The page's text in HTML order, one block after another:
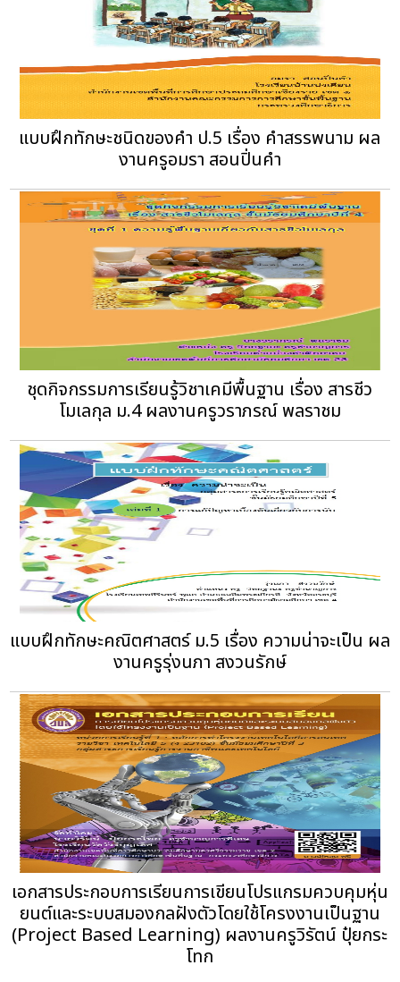
แบบฝึกทักษะชนิดของคำ ป.5 เรื่อง คำสรรพนาม ผล
งานครูอมรา สอนปิ่นคำ
ชุดกิจกรรมการเรียนรู้วิชาเคมีพื้นฐาน เรื่อง สารชีว
โมเลกุล ม.4 ผลงานครูวราภรณ์ พลราชม
แบบฝึกทักษะคณิตศาสตร์ ม.5 เรื่อง ความน่าจะเป็น ผล
งานครูรุ่งนภา สงวนรักษ์
เอกสารประกอบการเรียนการเขียนโปรแกรมควบคุมหุ่น
ยนต์และระบบสมองกลฝังตัวโดยใช้โครงงานเป็นฐาน
(Project Based Learning) ผลงานครูวิรัตน์ ปุ๋ยกระ
โทก